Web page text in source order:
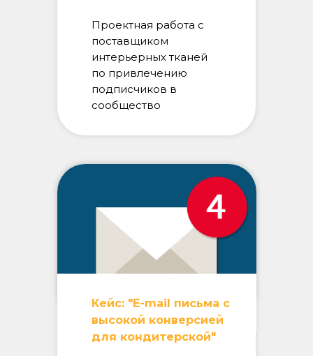
Проектная работа с
поставщиком
интерьерных тканей
по привлечению
подписчиков в
сообщество
Кейс: "E-mail письма с
высокой конверсией
для кондитерской"